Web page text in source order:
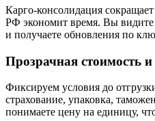
Карго-консолидация
РФ экономит время. Вы видите
и получаете обновления по
Прозрачная стоимость
Фиксируем условия до
страхование, упаковка,
понимаете цену на единицу,